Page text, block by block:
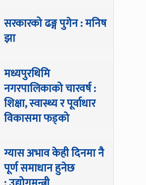
सरकारको ढङ्ग पुगेन : मनिष
झा
मध्यपुरथिमि
नगरपालिकाको चारवर्ष :
शिक्षा, स्वास्थ्य र पूर्वाधार
विकासमा फड्को
ग्यास अभाव केही दिनमा नै
पूर्ण समाधान हुनेछ